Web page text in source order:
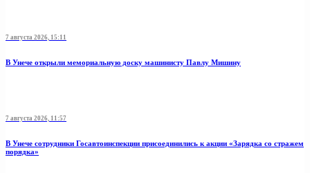
7 августа 2026, 15:11
В Унече открыли мемориальную доску машинисту Павлу Мишину
7 августа 2026, 11:57
В Унече сотрудники Госавтоинспекции присоединились к акции «Зарядка со стражем
порядка»